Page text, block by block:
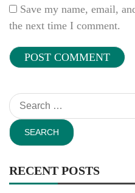
Save my name, email,
the next time I comment.
Search
for:
RECENT POSTS